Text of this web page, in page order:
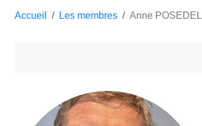
Accueil Les membres Anne POSEDEL